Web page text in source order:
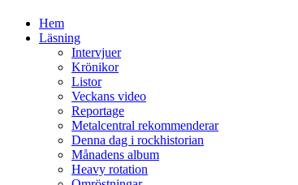
Hem
Läsning
Intervjuer
Krönikor
Listor
Veckans video
Reportage
Metalcentral rekommenderar
Denna dag i rockhistorian
Månadens album
Heavy rotation